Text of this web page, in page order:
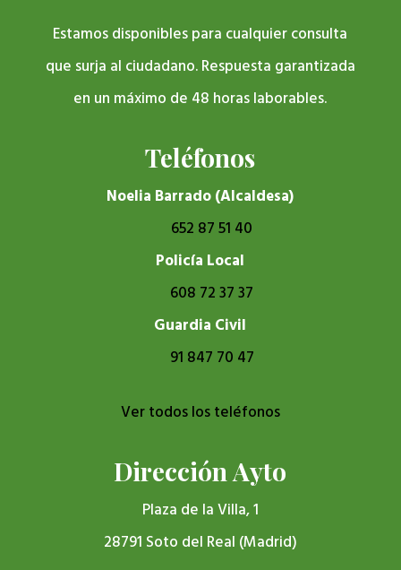
Estamos disponibles para cualquier consulta
que surja al ciudadano. Respuesta garantizada
en un máximo de 48 horas laborables.
Teléfonos
Noelia Barrado (Alcaldesa)
652 87 51 40
Policía Local
608 72 37 37
Guardia Civil
91 847 70 47
Ver todos los teléfonos
Dirección Ayto
Plaza de la Villa, 1
28791 Soto del Real (Madrid)